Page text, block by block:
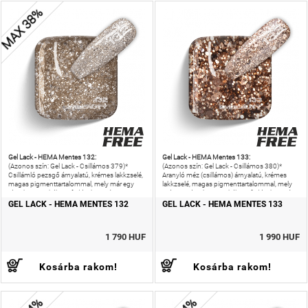
38%
Gel Lack - HEMA Mentes 132:
(Azonos szín: Gel Lack - Csillámos 379)*
Csillámló pezsgő árnyalatú, krémes lakkzselé,
magas pigmenttartalommal, mely már egy
rétegben is tökéletes fedést biztosít.
GEL LACK - HEMA MENTES 132
1 790 HUF
Kosárba rakom!
Gel Lack - HEMA Mentes 133:
(Azonos szín: Gel Lack - Csillámos 380)*
Aranyló méz (csillámos) árnyalatú, krémes
lakkzselé, magas pigmenttartalommal, mely
már egy rétegben is tökéletes fedést biztosít.
GEL LACK - HEMA MENTES 133
1 990 HUF
Kosárba rakom!